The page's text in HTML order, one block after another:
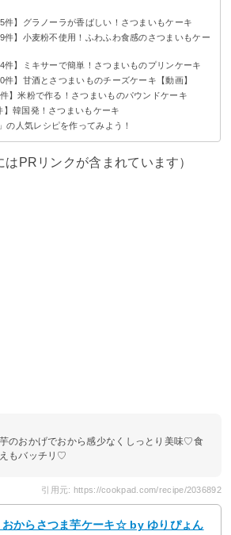
件】グラノーラが香ばしい！さつまいもケーキ
件】小麦粉不使用！ふわふわ食感のさつまいもケー
件】ミキサーで簡単！さつまいものプリンケーキ
件】甘酒とさつまいものチーズケーキ【動画】
】米粉で作る！さつまいものパウンドケーキ
】韓国発！さつまいもケーキ
の人気レシピを作ってみよう！
はPRリンクが含まれています）
のおかげでおから感少なくしっとり美味♡食
もバッチリ♡
引用元: https://cookpad.com/recipe/2036892
おからさつま芋ケーキ☆ by ゆりぴょん